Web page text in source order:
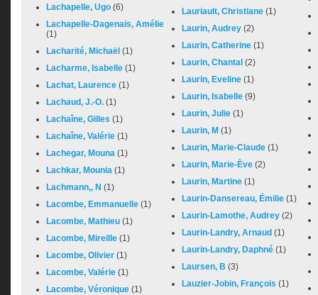
Lachapelle, Ugo (6)
Lachapelle-Dagenais, Amélie
(1)
Lacharité, Michaël (1)
Lacharme, Isabelle (1)
Lachat, Laurence (1)
Lachaud, J.-O. (1)
Lachaîne, Gilles (1)
Lachaîne, Valérie (1)
Lachegar, Mouna (1)
Lachkar, Mounia (1)
Lachmann,, N (1)
Lacombe, Emmanuelle (1)
Lacombe, Mathieu (1)
Lacombe, Mireille (1)
Lacombe, Olivier (1)
Lacombe, Valérie (1)
Lacombe, Véronique (1)
Lauriault, Christiane (1)
Laurin, Audrey (2)
Laurin, Catherine (1)
Laurin, Chantal (2)
Laurin, Eveline (1)
Laurin, Isabelle (9)
Laurin, Julie (1)
Laurin, M (1)
Laurin, Marie-Claude (1)
Laurin, Marie-Ève (2)
Laurin, Martine (1)
Laurin-Dansereau, Émilie (1)
Laurin-Lamothe, Audrey (2)
Laurin-Landry, Arnaud (1)
Laurin-Landry, Daphné (1)
Laursen, B (3)
Lauzier-Jobin, François (1)